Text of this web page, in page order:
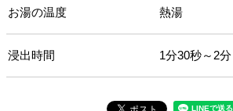
お湯の温度 熱湯
浸出時間 1分30秒～2分